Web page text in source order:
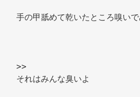
手の甲舐めて乾いたところ嗅い
>>
それはみんな臭いよ